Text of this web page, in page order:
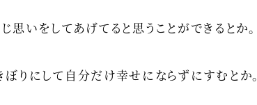
思いをしてあげてると思うことができるとか。
りにして自分だけ幸せにならずにすむとか。